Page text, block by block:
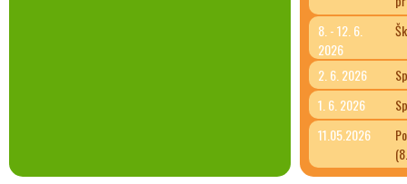
8. - 12. 6.
2026
2. 6. 2026
1. 6. 2026
11.05.2026